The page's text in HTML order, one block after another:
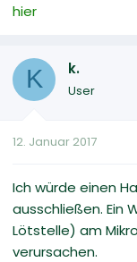
hier
K k.
User
12. Januar 2017
Ich würde einen
ausschließen. Ein
Lötstelle) am
verursachen.